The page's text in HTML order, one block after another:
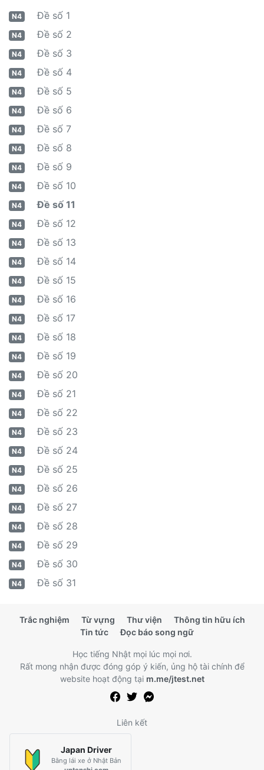
N4 Đề số 1
N4 Đề số 2
N4 Đề số 3
N4 Đề số 4
N4 Đề số 5
N4 Đề số 6
N4 Đề số 7
N4 Đề số 8
N4 Đề số 9
N4 Đề số 10
N4 Đề số 11
N4 Đề số 12
N4 Đề số 13
N4 Đề số 14
N4 Đề số 15
N4 Đề số 16
N4 Đề số 17
N4 Đề số 18
N4 Đề số 19
N4 Đề số 20
N4 Đề số 21
N4 Đề số 22
N4 Đề số 23
N4 Đề số 24
N4 Đề số 25
N4 Đề số 26
N4 Đề số 27
N4 Đề số 28
N4 Đề số 29
N4 Đề số 30
N4 Đề số 31
Trắc nghiệm Từ vựng Thư viện
Thông tin hữu ích
Tin tức
Đọc báo song ngữ
Học tiếng Nhật mọi lúc mọi nơi.
Rất mong nhận được đóng góp ý kiến, ủng hộ tài chính để
website hoạt động tại m.me/jtest.net
Liên kết
Japan Driver
Bằng lái xe ở Nhật Bản